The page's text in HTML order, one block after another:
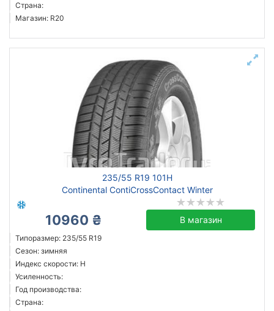
Страна:
Магазин: R20
235/55 R19 101H
Continental ContiCrossContact Winter
10960 ₴ В магазин
Типоразмер: 235/55 R19
Сезон: зимняя
Индекс скорости: H
Усиленность:
Год производства:
Страна: